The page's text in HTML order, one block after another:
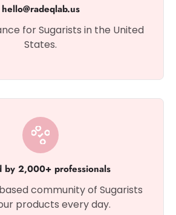
hello@radeqlab.us
for Sugarists in the United
States.
by 2,000+ professionals
community of Sugarists
products every day.